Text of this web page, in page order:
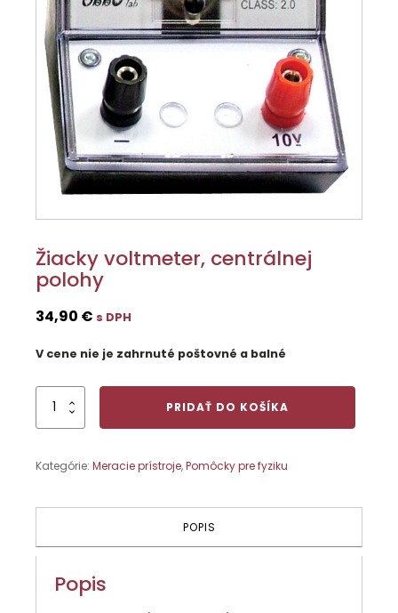
Žiacky voltmeter, centrálnej
polohy
34,90 € s DPH
V cene nie je zahrnuté poštovné a balné
množstvo
polohy
PRIDAŤ DO KOŠÍKA
Kategórie: Meracie prístroje,Pomôcky pre fyziku
POPIS
Popis